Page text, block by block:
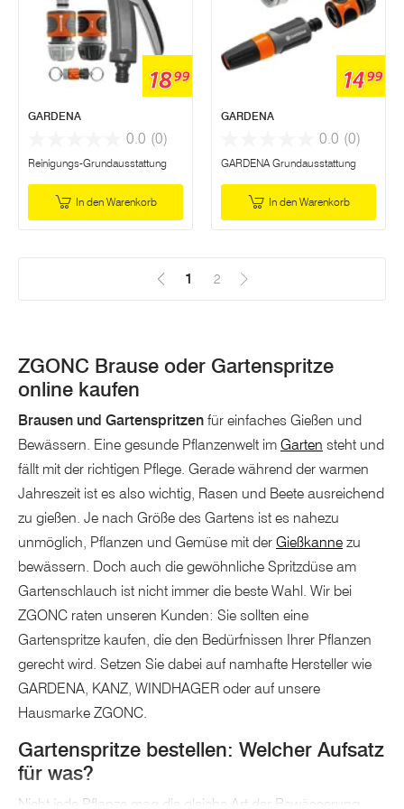
1899
GARDENA
0.0 (0)
Reinigungs-Grundausstattung
In den Warenkorb
1499
GARDENA
0.0 (0)
GARDENA Grundausstattung
In den Warenkorb
1 (Aktuell)
2
ZGONC Brause oder Gartenspritze
online kaufen
Brausen und Gartenspritzen für einfaches Gießen und
Bewässern. Eine gesunde Pflanzenwelt im Garten steht und
fällt mit der richtigen Pflege. Gerade während der warmen
Jahreszeit ist es also wichtig, Rasen und Beete ausreichend
zu gießen. Je nach Größe des Gartens ist es nahezu
unmöglich, Pflanzen und Gemüse mit der Gießkanne zu
bewässern. Doch auch die gewöhnliche Spritzdüse am
Gartenschlauch ist nicht immer die beste Wahl. Wir bei
ZGONC raten unseren Kunden: Sie sollten eine
Gartenspritze kaufen, die den Bedürfnissen Ihrer Pflanzen
gerecht wird. Setzen Sie dabei auf namhafte Hersteller wie
GARDENA, KANZ, WINDHAGER oder auf unsere
Hausmarke ZGONC.
Gartenspritze bestellen: Welcher Aufsatz
für was?
Nicht jede Pflanze mag die gleiche Art der Bewässerung.